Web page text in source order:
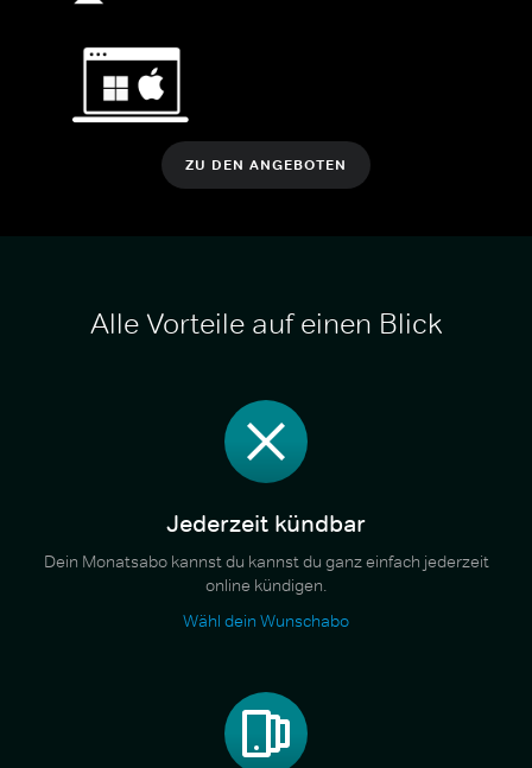
ZU DEN ANGEBOTEN
Alle Vorteile auf einen Blick
Jederzeit kündbar
Dein Monatsabo kannst du kannst du ganz einfach jederzeit
online kündigen.
Wähl dein Wunschabo